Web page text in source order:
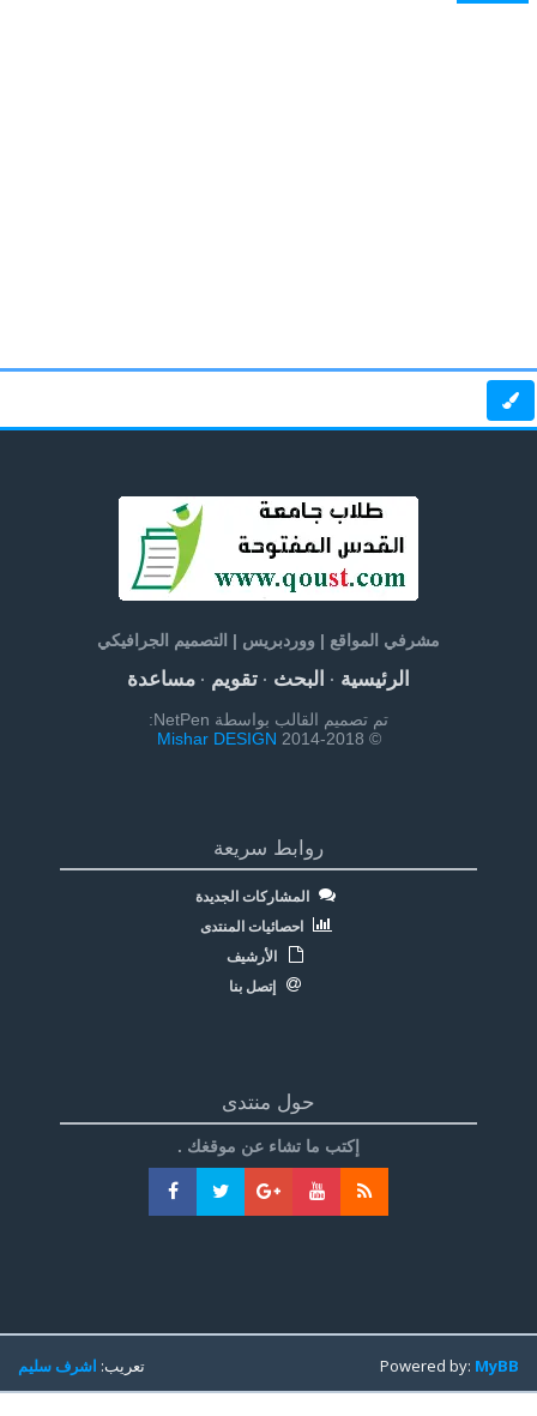
مشرفي المواقع | ووردبريس | التصميم الجرافيكي
الرئيسية· البحث· تقويم· مساعدة
تم تصميم القالب بواسطة NetPen:
© 2014-2018
Mishar DESIGN
روابط سريعة
المشاركات الجديدة
احصائيات المنتدى
الأرشيف
إتصل بنا
حول منتدى
إكتب ما تشاء عن موقغك .
تعريب:اشرف سليم Powered by:MyBB